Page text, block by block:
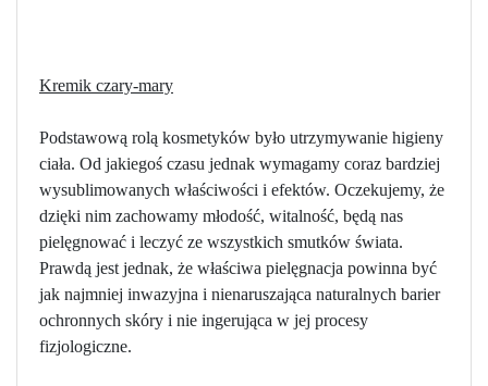
Kremik czary-mary
Podstawową rolą kosmetyków było utrzymywanie higieny
ciała. Od jakiegoś czasu jednak wymagamy coraz bardziej
wysublimowanych właściwości i efektów. Oczekujemy, że
dzięki nim zachowamy młodość, witalność, będą nas
pielęgnować i leczyć ze wszystkich smutków świata.
Prawdą jest jednak, że właściwa pielęgnacja powinna być
jak najmniej inwazyjna i nienaruszająca naturalnych barier
ochronnych skóry i nie ingerująca w jej procesy
fizjologiczne.